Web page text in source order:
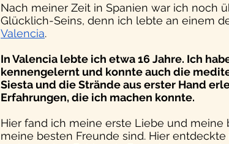
Nach meiner Zeit in Spanien war ich noch
Glücklich-Seins, denn ich lebte an einem
Valencia.
In Valencia lebte ich etwa 16 Jahre. Ich
kennengelernt und konnte auch die
Siesta und die Strände aus erster Hand
Erfahrungen, die ich machen konnte.
Hier fand ich meine erste Liebe und
meine besten Freunde sind. Hier